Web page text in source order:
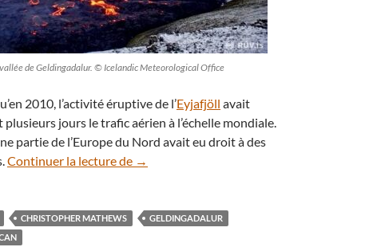
de Geldingadalur. © Icelandic Meteorological Office
2010, l’activité éruptive de l’Eyjafjöll avait
jours le trafic aérien à l’échelle mondiale.
partie de l’Europe du Nord avait eu droit à des
Continuer la lecture de Islande : aurore boréale sur le
→
CHRISTOPHER MATHEWS
GELDINGADALUR